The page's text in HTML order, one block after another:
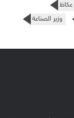
عكاظ
وزير الصناعة